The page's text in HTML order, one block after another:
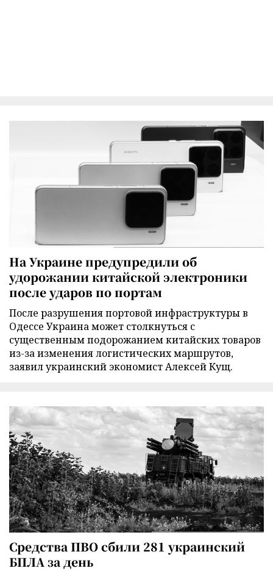
На Украине предупредили об
удорожании китайской электроники
после ударов по портам
После разрушения портовой инфраструктуры в
Одессе Украина может столкнуться с
существенным подорожанием китайских товаров
из-за изменения логистических маршрутов,
заявил украинский экономист Алексей Кущ.
Средства ПВО сбили 281 украинский
БПЛА за день